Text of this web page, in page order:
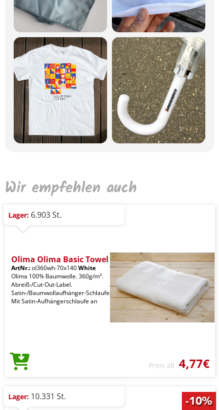
Wir empfehlen auch
Lager: 6.903 St.
Olima Olima Basic Towel
ArtNr.:ol360wh-70x140White
Olima 100% Baumwolle. 360g/m².
Abreiß-/Cut-Out-Label.
Satin-/Baumwollaufhänger-Schlaufe.
Mit Satin-Aufhängerschlaufe an
Preis ab 4,77€
Lager: 10.331 St.